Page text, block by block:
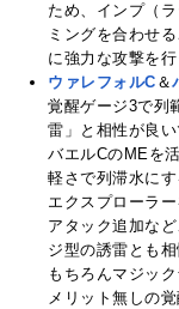
ため、インプ（
ミングを合わせ
に強力な攻撃を行
ウァレフォルC ＆
覚醒ゲージ3で列
雷」と相性が良い
バエルCのMEを
軽さで列滞水に
エクスプローラ
アタック追加な
ジ型の誘雷とも相
もちろんマジッ
メリット無しの